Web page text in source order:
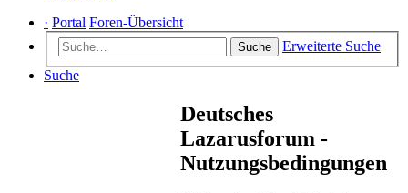
· Portal Foren-Übersicht
Suche
Erweiterte Suche
Suche
Deutsches
Lazarusforum -
Nutzungsbedingungen